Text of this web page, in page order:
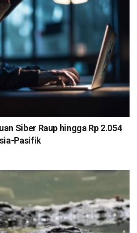
Siber Raup hingga Rp 2.054
Pasifik